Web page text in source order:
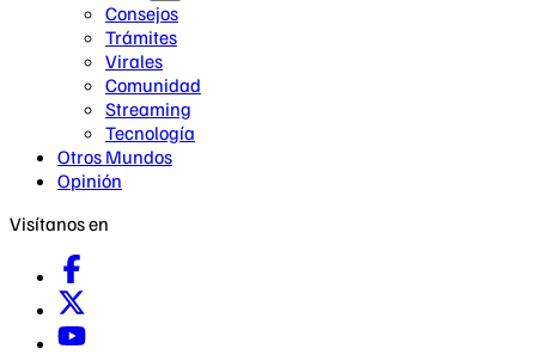
Consejos
Trámites
Virales
Comunidad
Streaming
Tecnología
Otros Mundos
Opinión
Visítanos en